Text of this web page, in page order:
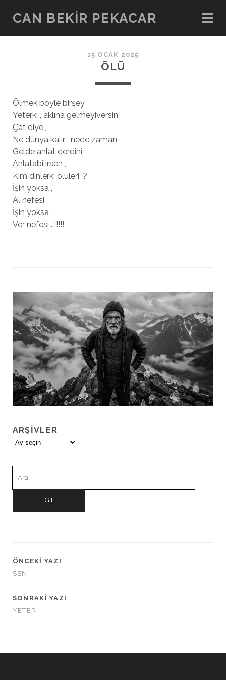
CAN BEKIR PEKACAR
15 OCAK 2025
ÖLÜ
Ölmek böyle birşey
Yeterki , aklına gelmeyiversin
Çat diye,,
Ne dünya kalır , nede zaman
Gelde anlat derdini
Anlatabilirsen ,,
Kim dinlerki ölüleri ,?
İşin yoksa ,,
Al nefesi
İşin yoksa
Ver nefesi ..!!!!!
ARŞIVLER
Arşivler
ÖNCEKI YAZI
SEN
SONRAKI YAZI
YETER